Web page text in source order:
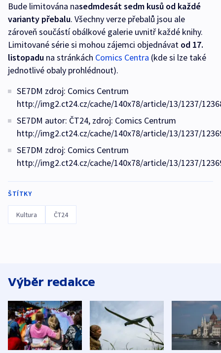
Bude limitována nasedmdesát sedm kusů od každé
varianty přebalu. Všechny verze přebalů jsou ale
zároveň součástí obálkové galerie uvnitř každé knihy.
Limitované série si mohou zájemci objednávat od 17.
listopadu na stránkách Comics Centra (kde si lze také
jednotlivé obaly prohlédnout).
SE7DM zdroj: Comics Centrum
http://img2.ct24.cz/cache/140x78/article/13/1237/
SE7DM autor: ČT24, zdroj: Comics Centrum
http://img2.ct24.cz/cache/140x78/article/13/1237/
SE7DM zdroj: Comics Centrum
http://img2.ct24.cz/cache/140x78/article/13/1237/
ŠTÍTKY
Kultura ČT24
Výběr redakce